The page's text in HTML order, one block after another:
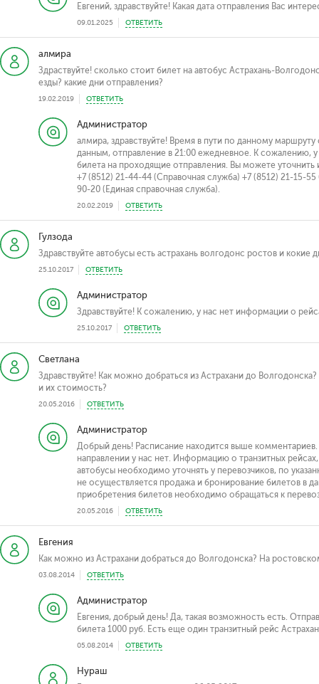
Евгений, здравствуйте! Какая дата отправления Вас
09.01.2025 ОТВЕТИТЬ
алмира
Здраствуйте! сколько стоит билет на автобус Астрахань-
езды? какие дни отправления?
19.02.2019 ОТВЕТИТЬ
Администратор
алмира, здравствуйте! Время в пути по данному
данным, отправление в 21:00 ежедневное. К сожалению,
билета на проходящие отправления. Вы можете
+7 (8512) 21-44-44 (Справочная служба) +7 (8512) 21-15-
90-20 (Единая справочная служба).
20.02.2019 ОТВЕТИТЬ
Гулзода
Здравствуйте автобусы есть астрахань волгодонс ростов и кокие
25.10.2017 ОТВЕТИТЬ
Администратор
Здравствуйте! К сожалению, у нас нет информации о
25.10.2017 ОТВЕТИТЬ
Светлана
Здравствуйте! Как можно добраться из Астрахани до
и их стоимость?
20.05.2016 ОТВЕТИТЬ
Администратор
Добрый день! Расписание находится выше
направлении у нас нет. Информацию о транзитных
автобусы необходимо уточнять у перевозчиков, по
не осуществляется продажа и бронирование билетов в
приобретения билетов необходимо обращаться к
20.05.2016 ОТВЕТИТЬ
Евгения
Как можно из Астрахани добраться до Волгодонска? На
03.08.2014 ОТВЕТИТЬ
Администратор
Евгения, добрый день! Да, такая возможность есть.
билета 1000 руб. Есть еще один транзитный рейс
05.08.2014 ОТВЕТИТЬ
Нураш